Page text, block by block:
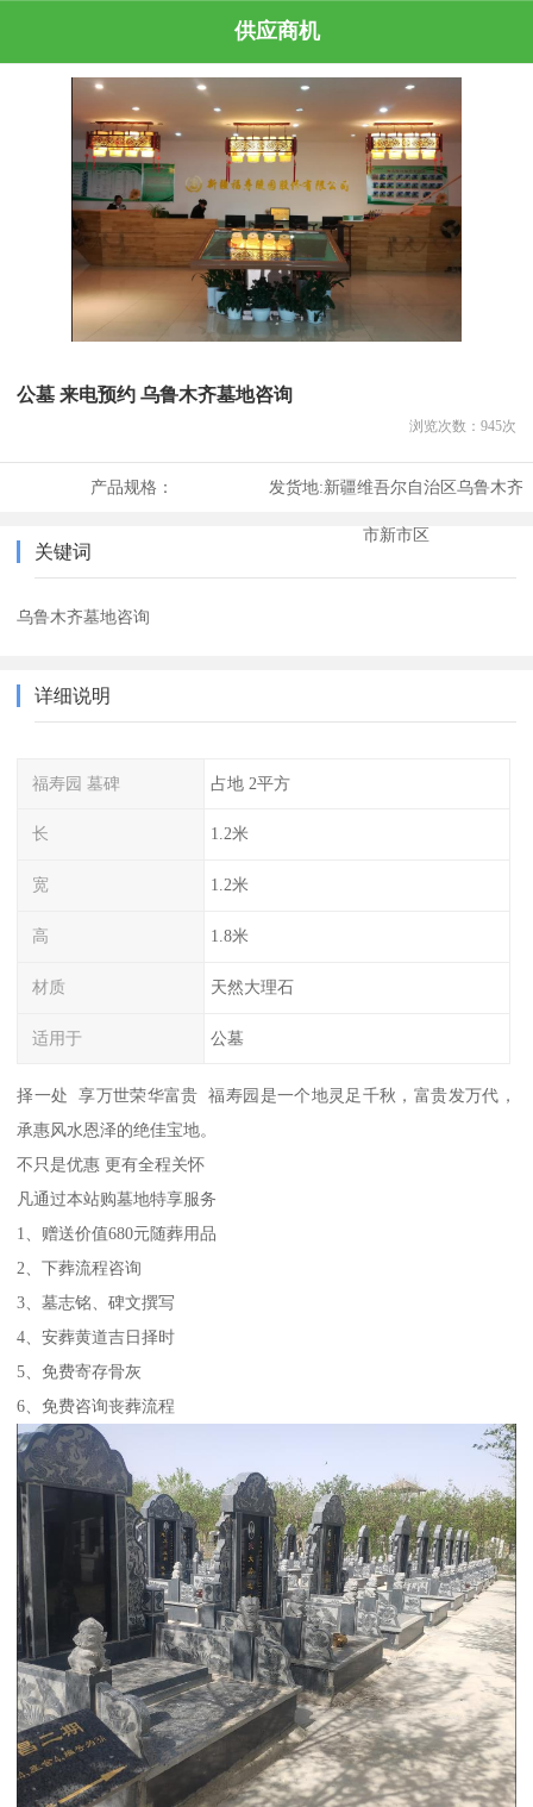
供应商机
公墓 来电预约 乌鲁木齐墓地咨询
浏览次数： 945次
产品规格： 发货地:新疆维吾尔自治区乌鲁木齐
市新市区
关键词
乌鲁木齐墓地咨询
详细说明
福寿园 墓碑 占地 2平方
长 1.2米
宽 1.2米
高 1.8米
材质 天然大理石
适用于 公墓
择一处 享万世荣华富贵 福寿园是一个地灵足千秋，富贵发万代，
承惠风水恩泽的绝佳宝地。
不只是优惠 更有全程关怀
凡通过本站购墓地特享服务
1、赠送价值680元随葬用品
2、下葬流程咨询
3、墓志铭、碑文撰写
4、安葬黄道吉日择时
5、免费寄存骨灰
6、免费咨询丧葬流程